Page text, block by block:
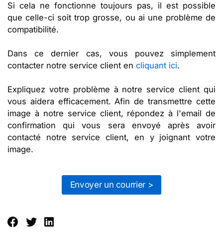
Si cela ne fonctionne toujours pas, il est possible
que celle-ci soit trop grosse, ou ai une problème de
compatibilité.
Dans ce dernier cas, vous pouvez simplement
contacter notre service client en cliquant ici.
Expliquez votre problème à notre service client qui
vous aidera efficacement. Afin de transmettre cette
image à notre service client, répondez à l'email de
confirmation qui vous sera envoyé après avoir
contacté notre service client, en y joignant votre
image.
Envoyer un courrier >